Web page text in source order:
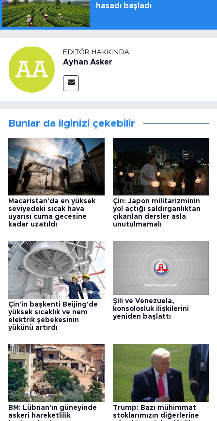
hasadı başladı
EDITÖR HAKKINDA
Ayhan Asker
Bunlar da ilginizi çekebilir
Macaristan'da en yüksek
seviyedeki sıcak hava
uyarısı cuma gecesine
kadar uzatıldı
Çin: Japon militarizminin
yol açtığı saldırganlıktan
çıkarılan dersler asla
unutulmamalı
Çin'in başkenti Beijing'de
yüksek sıcaklık ve nem
elektrik şebekesinin
yükünü artırdı
Şili ve Venezuela,
konsolosluk ilişkilerini
yeniden başlattı
BM: Lübnan'ın güneyinde
askeri hareketlilik
Trump: Bazı mühimmat
stoklarımızın diğerlerine